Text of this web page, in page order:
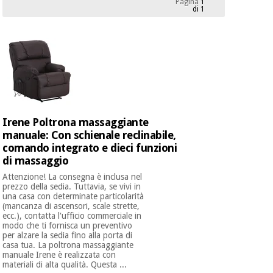
Offerte
Outlet
Fisaude
Tech
Academy
tradizionale
cinese
Mobili
clinici
Armadi
terapeutici
Materiale
essenziale
per la
protezione
dei
coronavirus
Aerobica,
fitness e
Notizia
Offerte
Outlet
Fisaude
Tech
Academy
Attrezzature
mediche
Medicina
cinese
Mobili
clinici
Armadi
terapeutici
Materiale
Pagina 1
di 1
Irene Poltrona massaggiante
manuale: Con schienale reclinabile,
comando integrato e dieci funzioni
di massaggio
Attenzione! La consegna è inclusa nel
prezzo della sedia. Tuttavia, se vivi in ​​
una casa con determinate particolarità
(mancanza di ascensori, scale strette,
ecc.), contatta l'ufficio commerciale in
modo che ti fornisca un preventivo
per alzare la sedia fino alla porta di
casa tua. La poltrona massaggiante
manuale Irene è realizzata con
materiali di alta qualità. Questa ...